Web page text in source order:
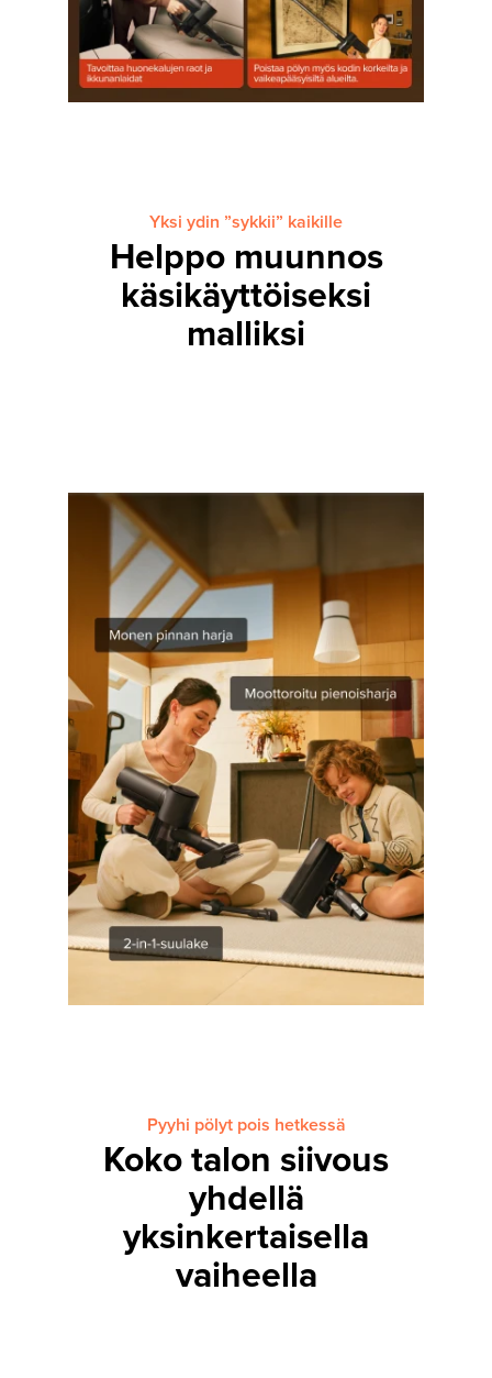
Yksi ydin ”sykkii” kaikille
Helppo muunnos
käsikäyttöiseksi
malliksi
Pyyhi pölyt pois hetkessä
Koko talon siivous
yhdellä
yksinkertaisella
vaiheella